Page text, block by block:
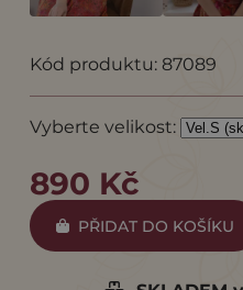
Kód produktu: 87089
Vyberte velikost:
890 Kč
PŘIDAT DO KOŠÍKU